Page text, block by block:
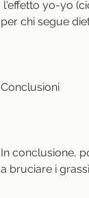
per chi segue
Conclusioni
In conclusione,
a bruciare i